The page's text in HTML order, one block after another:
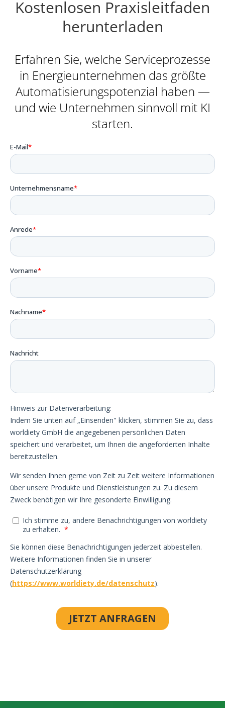
Kostenlosen Praxisleitfaden
herunterladen
Erfahren Sie, welche Serviceprozesse
in Energieunternehmen das größte
Automatisierungspotenzial haben —
und wie Unternehmen sinnvoll mit KI
starten.